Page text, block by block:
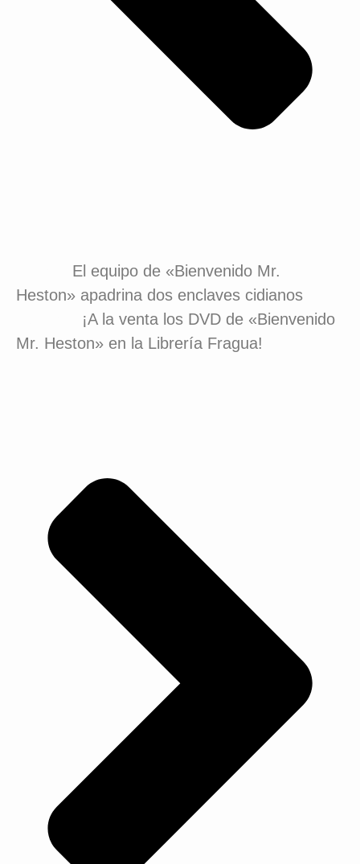
El equipo de «Bienvenido Mr.
Heston» apadrina dos enclaves cidianos
¡A la venta los DVD de «Bienvenido
Mr. Heston» en la Librería Fragua!